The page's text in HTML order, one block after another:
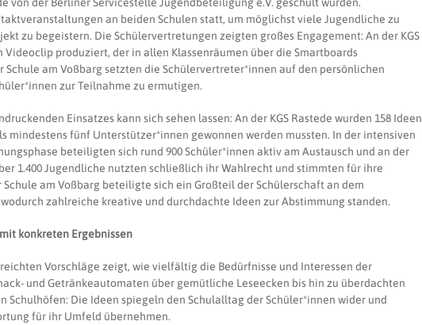
an beiden Schulen statt, um möglichst viele Jugendliche zu
zu begeistern. Die Schülervertretungen zeigten großes Engagement: An der KGS
Videoclip produziert, der in allen Klassenräumen über die Smartboards
Schule am Voßbarg setzten die Schülervertreter*innen auf den persönlichen
zur Teilnahme zu ermutigen.
Einsatzes kann sich sehen lassen: An der KGS Rastede wurden 158 Ideen
mindestens fünf Unterstützer*innen gewonnen werden mussten. In der intensiven
beteiligten sich rund 900 Schüler*innen aktiv am Austausch und an der
1.400 Jugendliche nutzten schließlich ihr Wahlrecht und stimmten für ihre
Schule am Voßbarg beteiligte sich ein Großteil der Schülerschaft an dem
zahlreiche kreative und durchdachte Ideen zur Abstimmung standen.
konkreten Ergebnissen
Vorschläge zeigt, wie vielfältig die Bedürfnisse und Interessen der
und Getränkeautomaten über gemütliche Leseecken bis hin zu überdachten
Schulhöfen: Die Ideen spiegeln den Schulalltag der Schüler*innen wider und
für ihr Umfeld übernehmen.